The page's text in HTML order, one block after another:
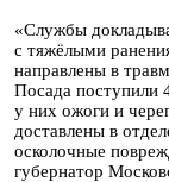
«Службы
с тяжёлыми
направлены в
Посада поступили
у них ожоги и
доставлены в
осколочные
губернатор